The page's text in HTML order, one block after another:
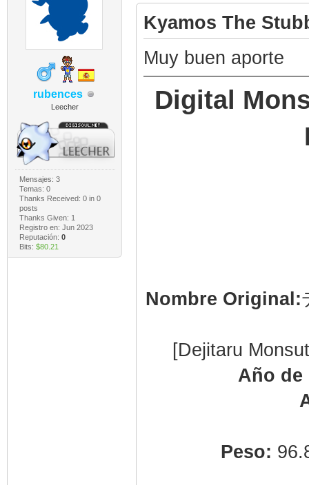
rubences
Leecher
Mensajes: 3
Temas: 0
Thanks Received: 0in 0
posts
Thanks Given: 1
Registro en: Jun 2023
Reputación: 0
Bits: $80.21
Kyamos The
Muy buen aporte
Digital
Nombre Original:
[Dejitaru
Año
Peso: